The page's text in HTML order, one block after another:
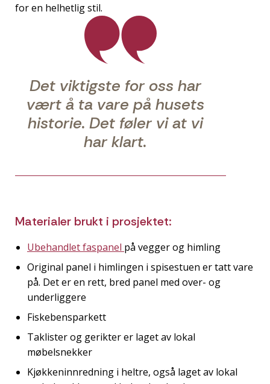
for en helhetlig stil.
Det viktigste for oss har
vært å ta vare på husets
historie. Det føler vi at vi
har klart.
Materialer brukt i prosjektet:
Ubehandlet faspanel på vegger og himling
Original panel i himlingen i spisestuen er tatt vare
på. Det er en rett, bred panel med over- og
underliggere
Fiskebensparkett
Taklister og gerikter er laget av lokal
møbelsnekker
Kjøkkeninnredning i heltre, også laget av lokal